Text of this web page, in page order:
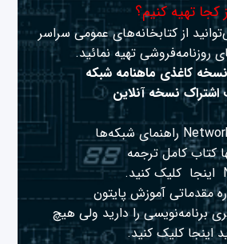
کجا تهیه کنیم؟
از کتابخانه‌های عمومی سراسر
روزنامه‌فروشی تهیه نمائید.
کاغذی ماهنامه شبکه
اشتراک نسخه آنلاین
کتاب کامل ترجمه
اینجا کلیک کنید.
مقدماتی آموزش پایتون
برنامه‌نویسی را دارید ولی هیچ
اینجا کلیک کنید.